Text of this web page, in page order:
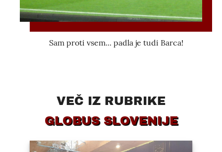
Sam proti vsem... padla je tudi Barca!
VEČ IZ RUBRIKE
GLOBUS SLOVENIJE